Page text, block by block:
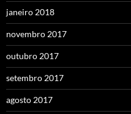
janeiro 2018
novembro 2017
outubro 2017
setembro 2017
agosto 2017